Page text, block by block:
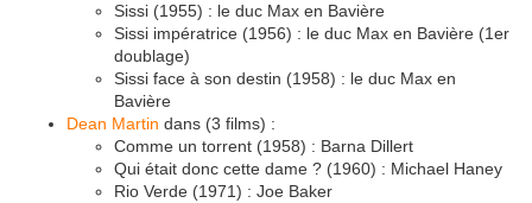
Sissi (1955) : le duc Max en Bavière
Sissi impératrice (1956) : le duc Max en Bavière (1er
doublage)
Sissi face à son destin (1958) : le duc Max en
Bavière
Dean Martin dans (3 films) :
Comme un torrent (1958) : Barna Dillert
Qui était donc cette dame ? (1960) : Michael Haney
Rio Verde (1971) : Joe Baker